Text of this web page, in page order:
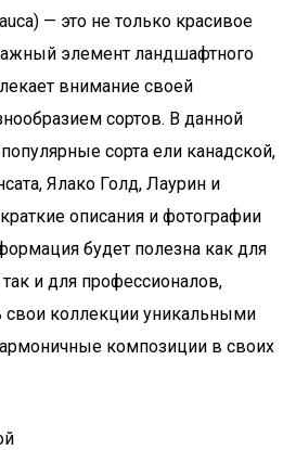
— это не только красивое
элемент ландшафтного
внимание своей
сортов. В данной
сорта ели канадской,
Ялако Голд, Лаурин и
описания и фотографии
будет полезна как для
и для профессионалов,
свои коллекции уникальными
композиции в своих